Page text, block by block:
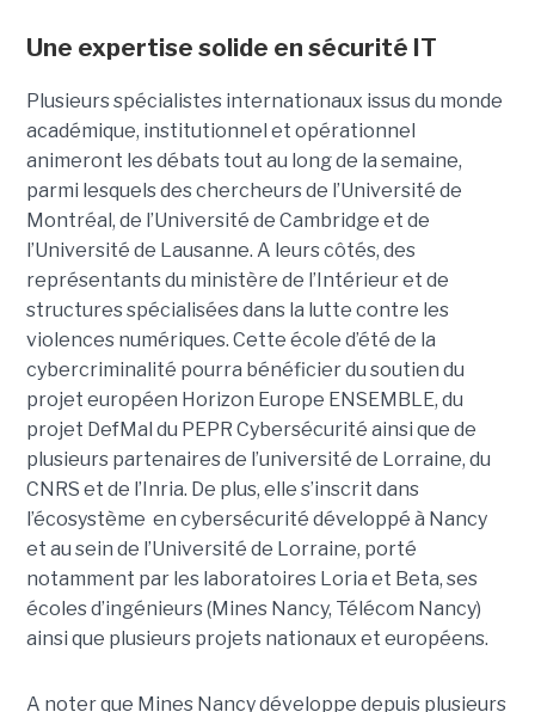
Une expertise solide en sécurité IT
Plusieurs spécialistes internationaux issus du monde
académique, institutionnel et opérationnel
animeront les débats tout au long de la semaine,
parmi lesquels des chercheurs de l’Université de
Montréal, de l’Université de Cambridge et de
l’Université de Lausanne. A leurs côtés, des
représentants du ministère de l’Intérieur et de
structures spécialisées dans la lutte contre les
violences numériques. Cette école d’été de la
cybercriminalité pourra bénéficier du soutien du
projet européen Horizon Europe ENSEMBLE, du
projet DefMal du PEPR Cybersécurité ainsi que de
plusieurs partenaires de l’université de Lorraine, du
CNRS et de l’Inria. De plus, elle s’inscrit dans
l’écosystème en cybersécurité développé à Nancy
et au sein de l’Université de Lorraine, porté
notamment par les laboratoires Loria et Beta, ses
écoles d’ingénieurs (Mines Nancy, Télécom Nancy)
ainsi que plusieurs projets nationaux et européens.
A noter que Mines Nancy développe depuis plusieurs